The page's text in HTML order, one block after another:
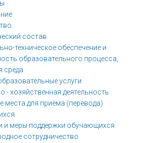
состав.
техническое обеспечение и
образовательного процесса,
среда
услуги
- хозяйственная деятельность
места для приёма (перевода)
и меры поддержки обучающихся
сотрудничество